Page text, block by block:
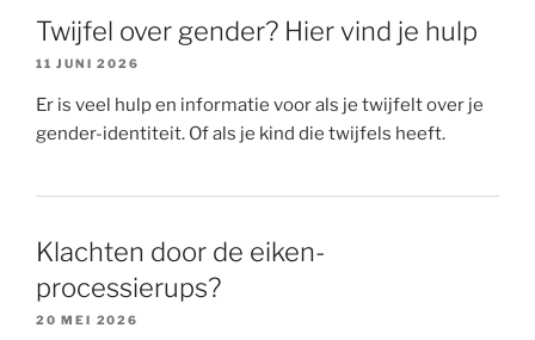
Twijfel over gender? Hier vind je hulp
11 JUNI 2026
Er is veel hulp en informatie voor als je twijfelt over je
gender-identiteit. Of als je kind die twijfels heeft.
Klachten door de eiken-
processierups?
20 MEI 2026